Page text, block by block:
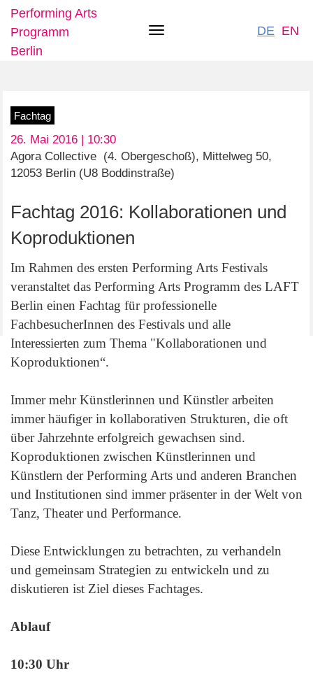
Direkt
zum
Inhalt
Toggle
Performing Arts
Programm
Berlin
DE EN
Fachtag
26. Mai 2016 | 10:30
Agora Collective (4. Obergeschoß), Mittelweg 50,
12053 Berlin (U8 Boddinstraße)
Fachtag 2016: Kollaborationen und
Koproduktionen
Im Rahmen des ersten Performing Arts Festivals
veranstaltet das Performing Arts Programm des LAFT
Berlin einen Fachtag für professionelle
FachbesucherInnen des Festivals und alle
Interessierten zum Thema "Kollaborationen und
Koproduktionen“.
Immer mehr Künstlerinnen und Künstler arbeiten
immer häufiger in kollaborativen Strukturen, die oft
über Jahrzehnte erfolgreich gewachsen sind.
Koproduktionen zwischen Künstlerinnen und
Künstlern der Performing Arts und anderen Branchen
und Institutionen sind immer präsenter in der Welt von
Tanz, Theater und Performance.
Diese Entwicklungen zu betrachten, zu verhandeln
und gemeinsam Strategien zu entwickeln und zu
diskutieren ist Ziel dieses Fachtages.
Ablauf
10:30 Uhr